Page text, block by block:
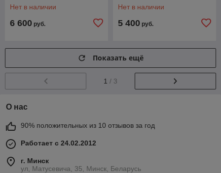
Нет в наличии
6 600 руб.
Нет в наличии
5 400 руб.
Показать ещё
1 / 3
О нас
90% положительных из 10 отзывов за год
Работает с 24.02.2012
г. Минск
ул, Матусевича, 35, Минск, Беларусь